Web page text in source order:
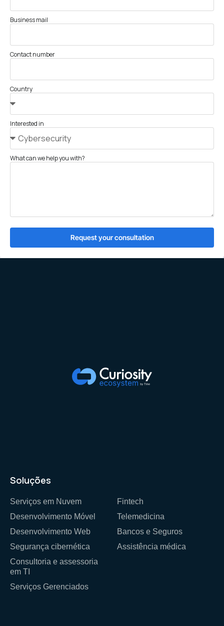
Business mail
Contact number
Country
Interested in
What can we help you with?
Request your consultation
Soluções
Serviços em Nuvem
Desenvolvimento Móvel
Desenvolvimento Web
Segurança cibernética
Consultoria e assessoria
em TI
Serviços Gerenciados
Fintech
Telemedicina
Bancos e Seguros
Assistência médica